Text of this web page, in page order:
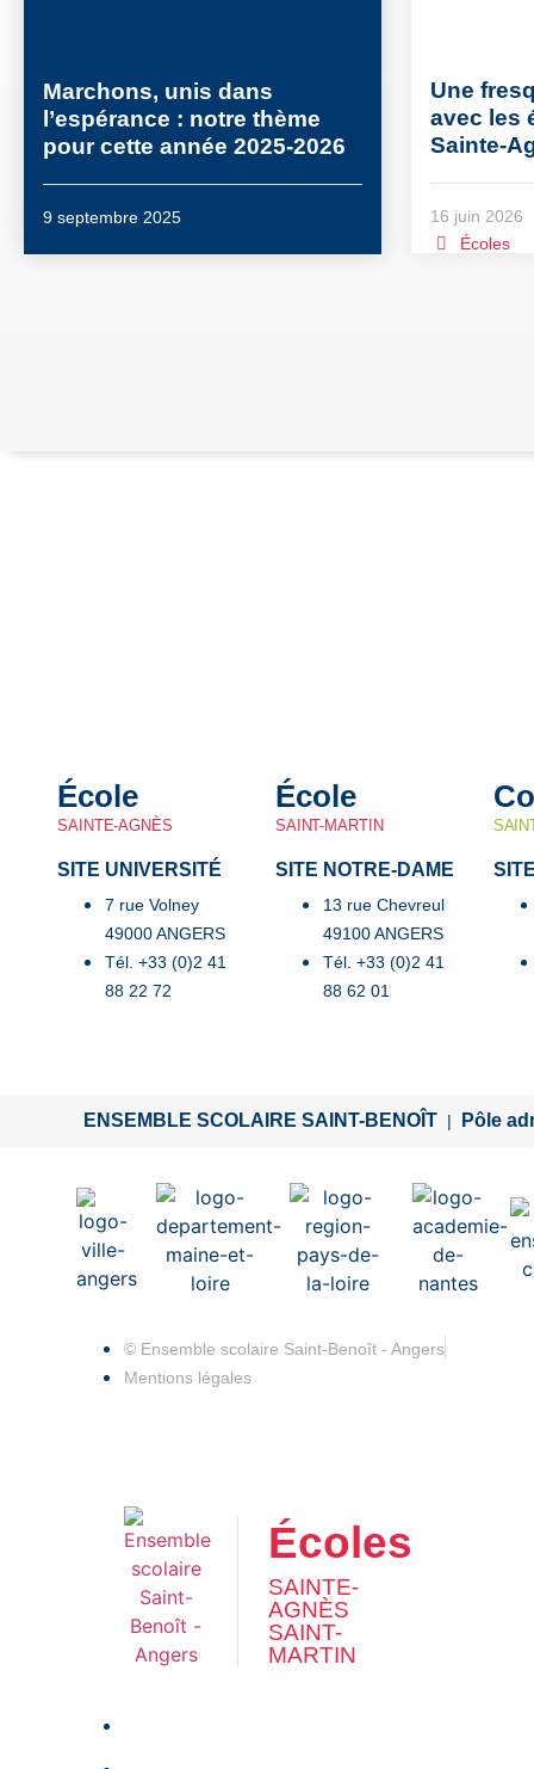
Marchons, unis dans
l’espérance : notre thème
pour cette année 2025-2026
9 septembre 2025
Une
avec les
Sainte-
16 juin 2026
Écoles
École
SAINTE-AGNÈS
SITE UNIVERSITÉ
7 rue Volney
49000 ANGERS
Tél. +33 (0)2 41
88 22 72
École
SAINT-MARTIN
SITE NOTRE-DAME
13 rue Chevreul
49100 ANGERS
Tél. +33 (0)2 41
88 62 01
ENSEMBLE SCOLAIRE SAINT-BENOÎT Pôle
© Ensemble scolaire Saint-Benoît - Angers
Mentions légales
Écoles
SAINTE-
AGNÈS
SAINT-
MARTIN